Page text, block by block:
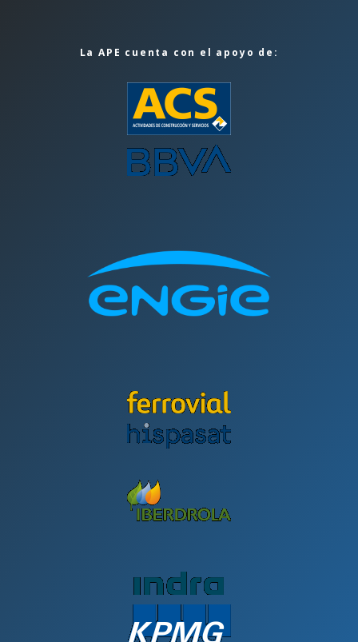
La APE cuenta con el apoyo de: